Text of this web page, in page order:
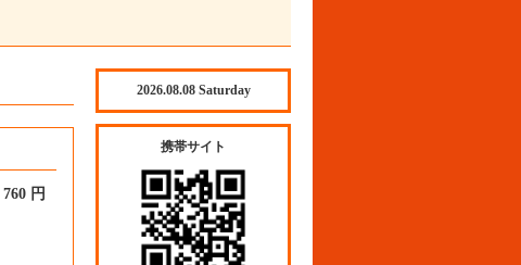
760 円
2026.08.08 Saturday
携帯サイト